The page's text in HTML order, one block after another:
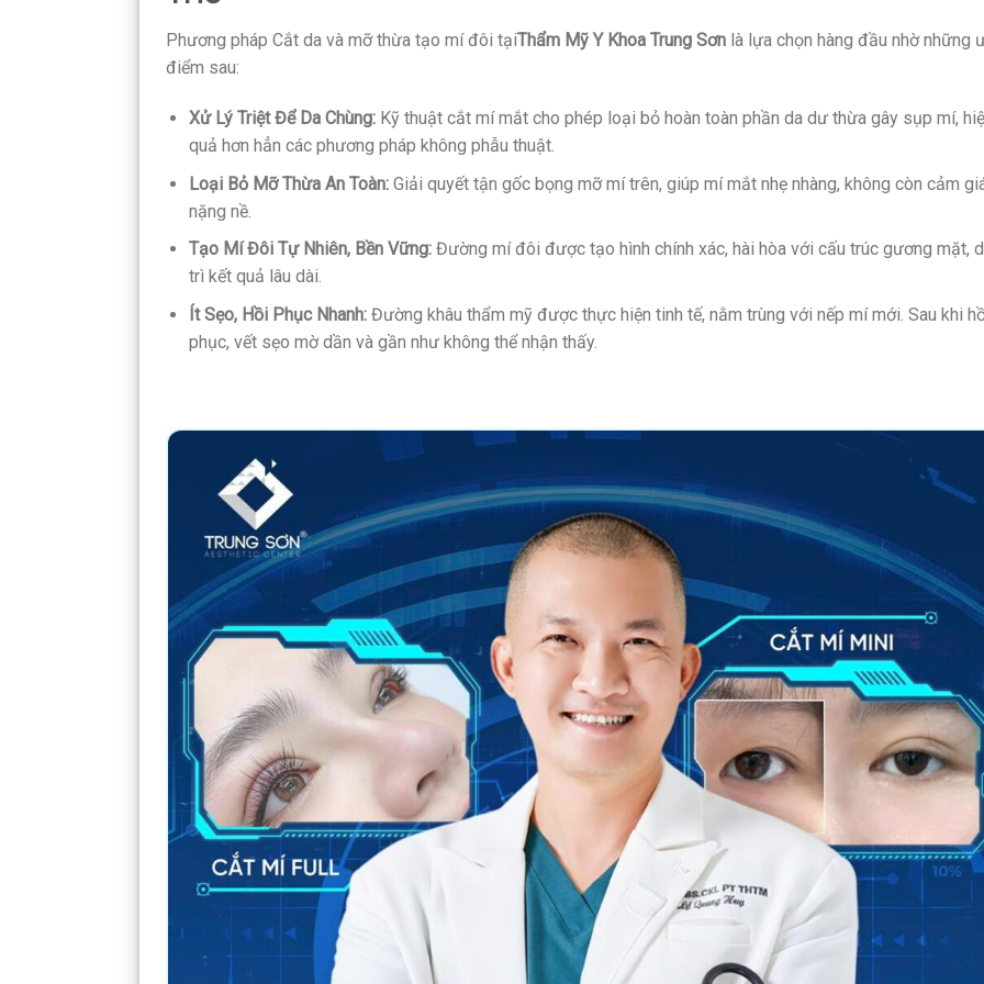
Phương pháp Cắt da và mỡ thừa tạo mí đôi tạiThẩm Mỹ Y Khoa Trung Sơn là lựa chọn hàng đầu nhờ những
điểm sau:
Xử Lý Triệt Để Da Chùng:Kỹ thuật cắt mí mắt cho phép loại bỏ hoàn toàn phần da dư thừa gây sụp mí,
quả hơn hẳn các phương pháp không phẫu thuật.
Loại Bỏ Mỡ Thừa An Toàn:Giải quyết tận gốc bọng mỡ mí trên, giúp mí mắt nhẹ nhàng, không còn cảm
nặng nề.
Tạo Mí Đôi Tự Nhiên, Bền Vững: Đường mí đôi được tạo hình chính xác, hài hòa với cấu trúc gương mặt,
trì kết quả lâu dài.
Ít Sẹo, Hồi Phục Nhanh:Đường khâu thẩm mỹ được thực hiện tinh tế, nằm trùng với nếp mí mới. Sau khi
phục, vết sẹo mờ dần và gần như không thể nhận thấy.